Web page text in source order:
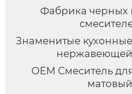
Фабрика черных
Знаменитые
нержавеющей
OEM Смеситель
матовый